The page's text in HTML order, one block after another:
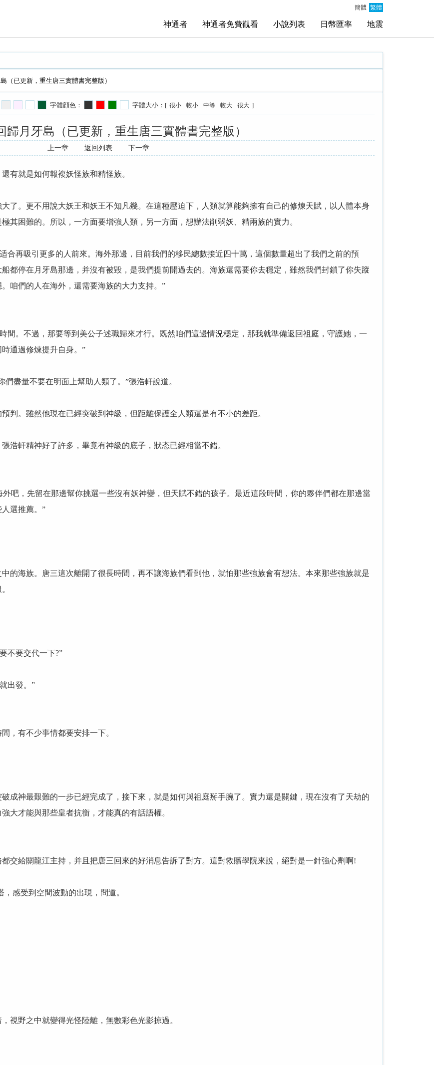
簡體 繁體
神通者 神通者免費觀看 小說列表 日幣匯率 地震
（已更新，重生唐三實體書完整版）
字體顔色： 字體大小：[ 很小 較小 中等 較大 很大 ]
歸月牙島（已更新，重生唐三實體書完整版）
上一章 返回列表 下一章
有就是如何報複妖怪族和精怪族。
了。更不用說大妖王和妖王不知凡幾。在這種壓迫下，人類就算能夠擁有自己的修煉天賦，以人體本身
其困難的。所以，一方面要增強人類，另一方面，想辦法削弱妖、精兩族的實力。
合再吸引更多的人前來。海外那邊，目前我們的移民總數接近四十萬，這個數量超出了我們之前的預
都停在月牙島那邊，并沒有被毀，是我們提前開過去的。海族還需要你去穩定，雖然我們封鎖了你失蹤
咱們的人在海外，還需要海族的大力支持。”
間。不過，那要等到美公子述職歸來才行。既然咱們這邊情況穩定，那我就準備返回祖庭，守護她，一
通過修煉提升自身。”
盡量不要在明面上幫助人類了。”張浩軒說道。
判。雖然他現在已經突破到神級，但距離保護全人類還是有不小的差距。
浩軒精神好了許多，畢竟有神級的底子，狀态已經相當不錯。
吧，先留在那邊幫你挑選一些沒有妖神變，但天賦不錯的孩子。最近這段時間，你的夥伴們都在那邊當
選推薦。”
的海族。唐三這次離開了很長時間，再不讓海族們看到他，就怕那些強族會有想法。本來那些強族就是
不要交代一下?”
出發。”
，有不少事情都要安排一下。
成神最艱難的一步已經完成了，接下來，就是如何與祖庭掰手腕了。實力還是關鍵，現在沒有了天劫的
大才能與那些皇者抗衡，才能真的有話語權。
交給關龍江主持，并且把唐三回來的好消息告訴了對方。這對救贖學院來說，絕對是一針強心劑啊!
感受到空間波動的出現，問道。
視野之中就變得光怪陸離，無數彩色光影掠過。